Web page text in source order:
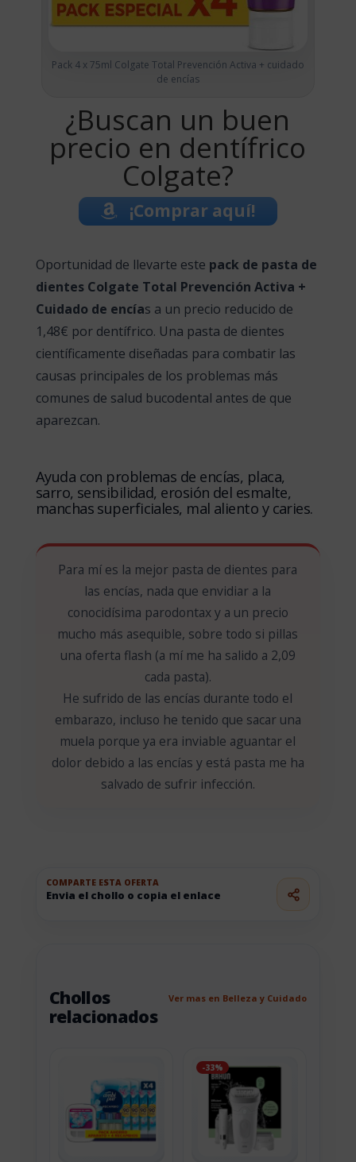
Pack 4 x 75ml Colgate Total Prevención Activa + cuidado
de encías
¿Buscan un buen
precio en dentífrico
Colgate?
¡Comprar aquí!
Oportunidad de llevarte este pack de pasta de
dientes Colgate Total Prevención Activa +
Cuidado de encías a un precio reducido de
1,48€ por dentífrico. Una pasta de dientes
científicamente diseñadas para combatir las
causas principales de los problemas más
comunes de salud bucodental antes de que
aparezcan.
Ayuda con problemas de encías, placa,
sarro, sensibilidad, erosión del esmalte,
manchas superficiales, mal aliento y caries.
Para mí es la mejor pasta de dientes para
las encías, nada que envidiar a la
conocidísima parodontax y a un precio
mucho más asequible, sobre todo si pillas
una oferta flash (a mí me ha salido a 2,09
cada pasta).
He sufrido de las encías durante todo el
embarazo, incluso he tenido que sacar una
muela porque ya era inviable aguantar el
dolor debido a las encías y está pasta me ha
salvado de sufrir infección.
COMPARTE ESTA OFERTA
Envia el chollo o copia el enlace
Chollos
relacionados
Ver mas en Belleza y Cuidado
-33%